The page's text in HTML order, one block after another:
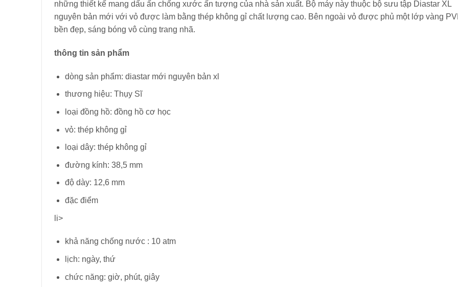
những thiết kế mang dấu ấn chống xước ấn tượng của nhà sản xuất. Bộ máy này thuộc bộ sưu tập Diastar XL
nguyên bản mới với vỏ được làm bằng thép không gỉ chất lượng cao. Bên ngoài vỏ được phủ một lớp vàng
bền đẹp, sáng bóng vô cùng trang nhã.
thông tin sản phẩm
dòng sản phẩm: diastar mới nguyên bản xl
thương hiệu: Thụy Sĩ
loại đồng hồ: đồng hồ cơ học
vỏ: thép không gỉ
loại dây: thép không gỉ
đường kính: 38,5 mm
độ dày: 12,6 mm
đặc điểm
li>
khả năng chống nước : 10 atm
lịch: ngày, thứ
chức năng: giờ, phút, giây